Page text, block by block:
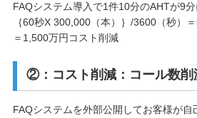
FAQシステム導入で1件10分のAHTが9
｛60秒X 300,000（本）｝/3600（秒）
＝1,500万円コスト削減
②：コスト削減：コール数削
FAQシステムを外部公開してお客様が自